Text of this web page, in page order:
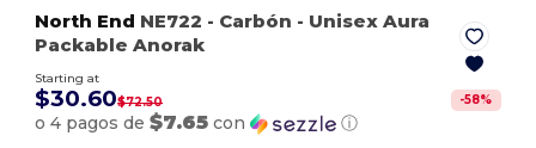
North End NE722 - Carbón - Unisex Aura
Packable Anorak
Starting at
$30.60$72.50 -58%
o 4 pagos de$7.65 con ⓘ